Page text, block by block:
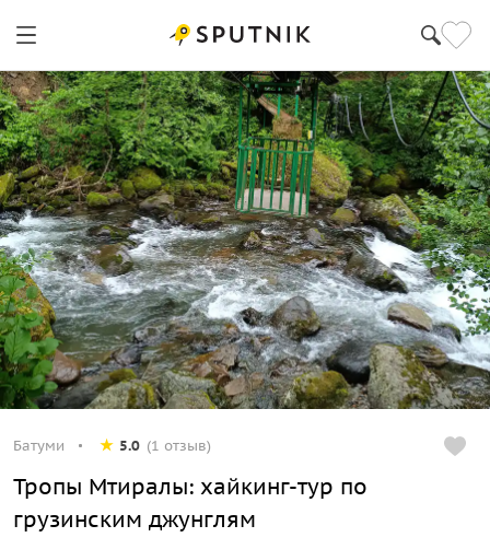
Батуми 5.0 (1 отзыв)
Тропы Мтиралы: хайкинг-тур по
грузинским джунглям